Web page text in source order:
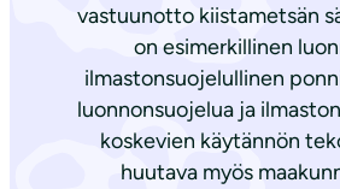
vastuunotto kiistametsän
on esimerkillinen
ilmastonsuojelullinen
luonnonsuojelua ja
koskevien käytännön
huutava myös